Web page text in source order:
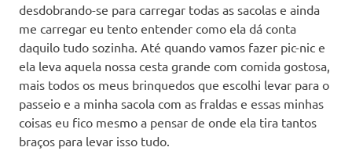
desdobrando-se para carregar todas as sacolas e ainda
me carregar eu tento entender como ela dá conta
daquilo tudo sozinha. Até quando vamos fazer pic-nic e
ela leva aquela nossa cesta grande com comida gostosa,
mais todos os meus brinquedos que escolhi levar para o
passeio e a minha sacola com as fraldas e essas minhas
coisas eu fico mesmo a pensar de onde ela tira tantos
braços para levar isso tudo.